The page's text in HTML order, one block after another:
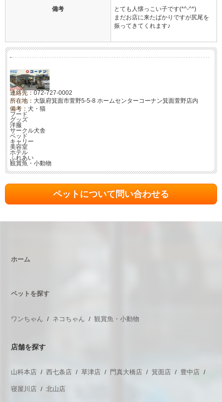
備考
とても人懐っこい子です(*^-^*)
まだお店に来たばかりですが尻尾を
振ってきてくれます♪
連絡先： 072-727-0002
所在地： 大阪府箕面市萱野5-5-8 ホームセンターコーナン箕面萱野店内
備考： 犬・猫
フード
グッズ
洋服
サークル犬舎
ベッド
キャリー
美容室
ホテル
ふれあい
観賞魚・小動物
ペットについて問い合わせる
ホーム
ペットを探す
ワンちゃん ネコちゃん 観賞魚・小動物
店舗を探す
山科本店 西七条店 草津店 門真大橋店 箕面店 豊中店
寝屋川店 北山店